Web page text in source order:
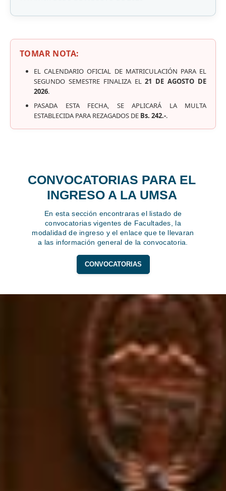
TOMAR NOTA:
EL CALENDARIO OFICIAL DE MATRICULACIÓN PARA EL
SEGUNDO SEMESTRE FINALIZA EL21 DE AGOSTO DE
2026.
PASADA ESTA FECHA, SE APLICARÁ LA MULTA
ESTABLECIDA PARA REZAGADOS DE Bs. 242.-.
CONVOCATORIAS PARA EL
INGRESO A LA UMSA
En esta sección encontraras el listado de
convocatorias vigentes de Facultades, la
modalidad de ingreso y el enlace que te llevaran
a las información general de la convocatoria.
CONVOCATORIAS